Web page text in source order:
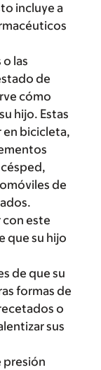
incluye a
las
de
cómo
hijo. Estas
en bicicleta,
de
con este
que su hijo
de que su
formas de
o
sus
presión